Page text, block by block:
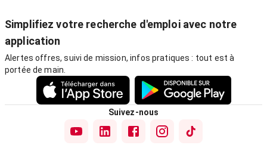
Simplifiez votre recherche d'emploi avec notre
application
Alertes offres, suivi de mission, infos pratiques : tout est à
portée de main.
Suivez-nous